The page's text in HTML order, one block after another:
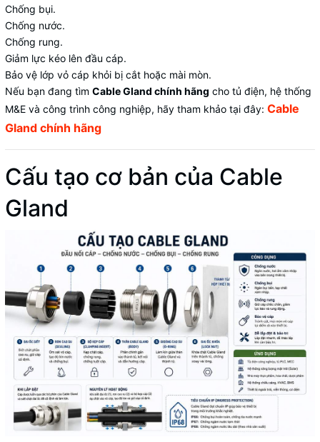
Chống bụi.
Chống nước.
Chống rung.
Giảm lực kéo lên đầu cáp.
Bảo vệ lớp vỏ cáp khỏi bị cắt hoặc mài mòn.
Nếu bạn đang tìm Cable Gland chính hãng cho tủ điện, hệ thống
M&E và công trình công nghiệp, hãy tham khảo tại đây: Cable
Gland chính hãng
Cấu tạo cơ bản của Cable
Gland